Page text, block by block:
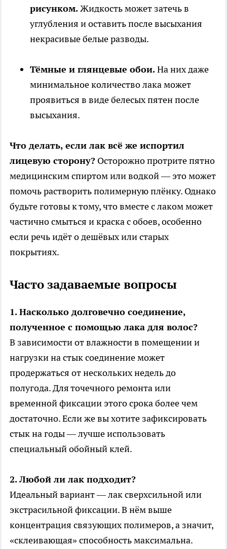
рисунком.Жидкость может затечь в
углубления и оставить после высыхания
некрасивые белые разводы.
Тёмные и глянцевые обои.На них даже
минимальное количество лака может
проявиться в виде белесых пятен после
высыхания.
Что делать, если лак всё же испортил
лицевую сторону? Осторожно протрите пятно
медицинским спиртом или водкой — это может
помочь растворить полимерную плёнку. Однако
будьте готовы к тому, что вместе с лаком может
частично смыться и краска с обоев, особенно
если речь идёт о дешёвых или старых
покрытиях.
Часто задаваемые вопросы
1. Насколько долговечно соединение,
полученное с помощью лака для волос?
В зависимости от влажности в помещении и
нагрузки на стык соединение может
продержаться от нескольких недель до
полугода. Для точечного ремонта или
временной фиксации этого срока более чем
достаточно. Если же вы хотите зафиксировать
стык на годы — лучше использовать
специальный обойный клей.
2. Любой ли лак подходит?
Идеальный вариант — лак сверхсильной или
экстрасильной фиксации. В нём выше
концентрация связующих полимеров, а значит,
«склеивающая» способность максимальна.